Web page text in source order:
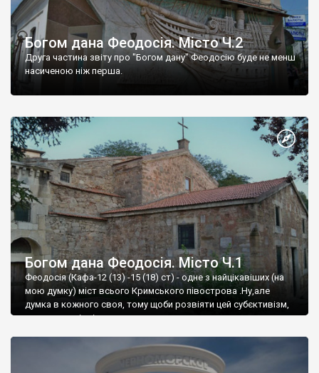
Богом дана Феодосія. Місто Ч.2
Друга частина звіту про "Богом дану" Феодосію буде не менш
насиченою ніж перша.
Богом дана Феодосія. Місто Ч.1
Феодосія (Кафа-12 (13) -15 (18) ст) - одне з найцікавіших (на
мою думку) міст всього Кримського півострова .Ну,але
думка в кожного своя, тому щоби розвіяти цей субєктивізм,
запрошую відвідати це